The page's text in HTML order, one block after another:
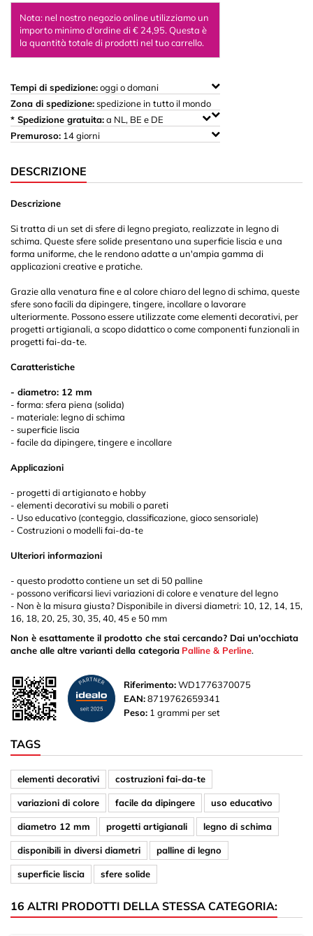
Nota: nel nostro negozio online utilizziamo un
importo minimo d'ordine di € 24,95. Questa è
la quantità totale di prodotti nel tuo carrello.
Tempi di spedizione:oggi o domani
Zona di spedizione:spedizione in tutto il mondo
* Spedizione gratuita:a NL, BE e DE
Premuroso: 14 giorni
DESCRIZIONE
Descrizione
Si tratta di un set di sfere di legno pregiato, realizzate in legno di
schima. Queste sfere solide presentano una superficie liscia e una
forma uniforme, che le rendono adatte a un'ampia gamma di
applicazioni creative e pratiche.
Grazie alla venatura fine e al colore chiaro del legno di schima, queste
sfere sono facili da dipingere, tingere, incollare o lavorare
ulteriormente. Possono essere utilizzate come elementi decorativi, per
progetti artigianali, a scopo didattico o come componenti funzionali in
progetti fai-da-te.
Caratteristiche
- diametro: 12 mm
- forma: sfera piena (solida)
- materiale: legno di schima
- superficie liscia
- facile da dipingere, tingere e incollare
Applicazioni
- progetti di artigianato e hobby
- elementi decorativi su mobili o pareti
- Uso educativo (conteggio, classificazione, gioco sensoriale)
- Costruzioni o modelli fai-da-te
Ulteriori informazioni
- questo prodotto contiene un set di 50 palline
- possono verificarsi lievi variazioni di colore e venature del legno
- Non è la misura giusta? Disponibile in diversi diametri: 10, 12, 14, 15,
16, 18, 20, 25, 30, 35, 40, 45 e 50 mm
Non è esattamente il prodotto che stai cercando? Dai un'occhiata
anche alle altre varianti della categoria Palline & Perline.
Riferimento:WD1776370075
EAN:8719762659341
Peso: 1 grammi per set
TAGS
elementi decorativi costruzioni fai-da-te
variazioni di colore facile da dipingere uso educativo
diametro 12 mm progetti artigianali legno di schima
disponibili in diversi diametri palline di legno
superficie liscia sfere solide
16 ALTRI PRODOTTI DELLA STESSA CATEGORIA: